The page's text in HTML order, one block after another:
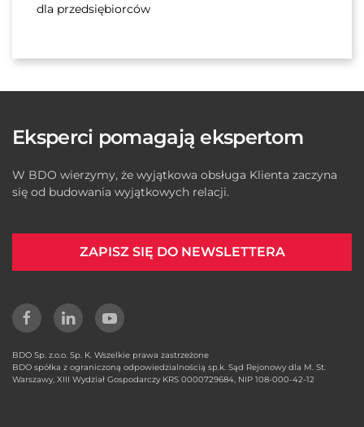
dla przedsiębiorców
Eksperci pomagają ekspertom
W BDO wierzymy, że wyjątkowa obsługa Klienta zaczyna
się od budowania wyjątkowych relacji.
ZAPISZ SIĘ DO NEWSLETTERA
BDO Sp. z.o.o. Sp. K. Wszelkie prawa zastrzeżone
BDO spółka z ograniczoną odpowiedzialnością sp.k. Sąd Rejonowy dla M. St.
Warszawy, XIII Wydział Gospodarczy KRS 0000729684, NIP 108-000-42-12